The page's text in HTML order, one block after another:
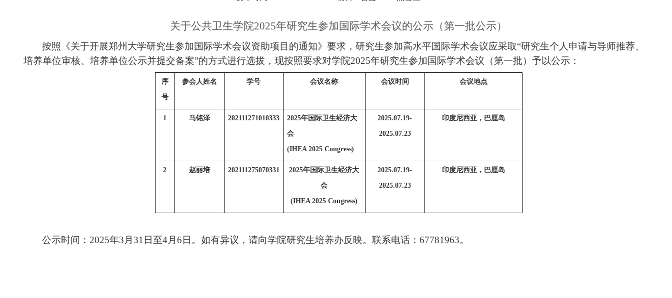
关于公共卫生学院2025年研究生参加国际学术会议的公示（第一批公示）
按照《关于开展郑州大学研究生参加国际学术会议资助项目的通知》要求，研究生参加高水平国际学术会议应采取“研究生个人申请与导师推荐、
培养单位审核、培养单位公示并提交备案”的方式进行选拔，现按照要求对学院2025年研究生参加国际学术会议（第一批）予以公示：
序
号
参会人姓名 学号 会议名称 会议时间 会议地点
1 马铭泽 202111271010333 2025年国际卫生经济大
会
(IHEA 2025 Congress)
2025.07.19-
2025.07.23
印度尼西亚，巴厘岛
2 赵丽培 202111275070331 2025年国际卫生经济大
会
(IHEA 2025 Congress)
2025.07.19-
2025.07.23
印度尼西亚，巴厘岛
公示时间： 2025年3 月 31 日至4月 6 日 。如有异议，请向学院研究生培养办反映。联系电话： 67781963。